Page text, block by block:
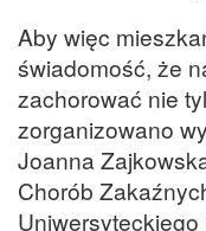
Aby więc
świadomość, że
zachorować nie
zorganizowano
Joanna
Chorób